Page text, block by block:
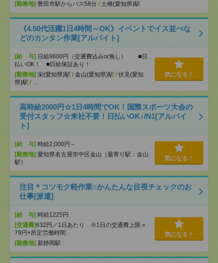
[勤務地] 豊田市駅からバス58分 / 土橋(愛知県)駅
《4.50代活躍1日4時間～OK》イベントでイス並べな
どのカンタン作業[アルバイト]
[給 与] 日給9600円（交通費込みor無し） ■日
払いOK！ ■日給保証あり！
[勤務地] 栄(愛知県)駅 / 金山(愛知県)駅 / 伏見(愛知
県)駅 / …
気になる！
高時給2000円☆1日4時間でOK！国際スポーツ大会の
受付スタッフ☆来社不要！日払いOK♪/N1[アルバイ
ト]
[給 与] 時給2,000円～
[勤務地] 愛知県名古屋市中区金山（最寄り駅：金山
駅）
気になる！
注目＊コツモク軽作業○かんたんな目視チェックのお
仕事[派遣]
[給 与] 時給1225円
[交通費]632円／1日あたり ※1日の交通費上限＝
79円×所定労働時間
[勤務地] 新静岡駅
気になる！